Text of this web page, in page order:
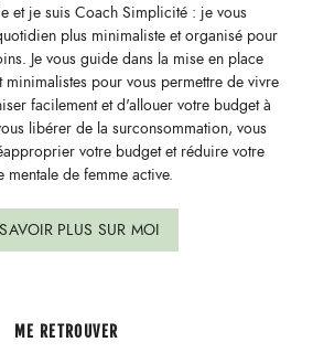
et je suis Coach Simplicité : je vous
plus minimaliste et organisé pour
Je vous guide dans la mise en place
pour vous permettre de vivre
facilement et d'allouer votre budget à
libérer de la surconsommation, vous
votre budget et réduire votre
mentale de femme active.
PLUS SUR MOI
ME RETROUVER